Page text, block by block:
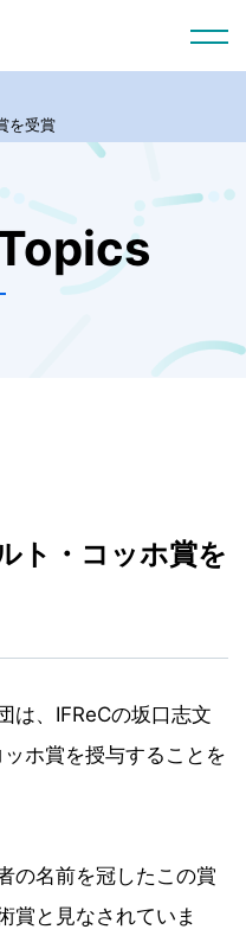
を受賞
ト・コッホ賞を
は、IFReCの坂口志文
ホ賞を授与することを
の名前を冠したこの賞
賞と見なされていま